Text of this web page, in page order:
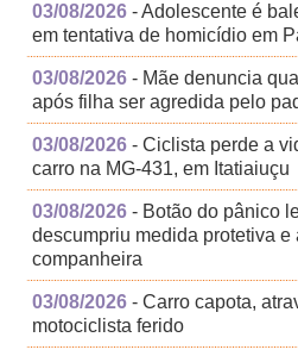
03/08/2026 - Adolescente é
em tentativa de homicídio em
03/08/2026 - Mãe denuncia
após filha ser agredida pelo
03/08/2026 - Ciclista perde a
carro na MG-431, em Itatiaiuçu
03/08/2026 - Botão do pânico
descumpriu medida protetiva
companheira
03/08/2026 - Carro capota,
motociclista ferido